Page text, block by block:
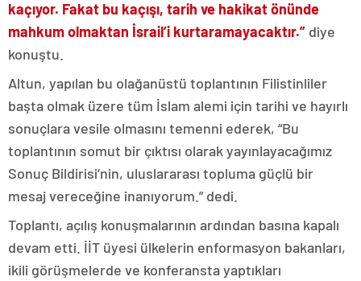
kaçıyor. Fakat bu kaçışı, tarih ve hakikat önünde
mahkum olmaktan İsrail’i kurtaramayacaktır.” diye
konuştu.
Altun, yapılan bu olağanüstü toplantının Filistinliler
başta olmak üzere tüm İslam alemi için tarihi ve hayırlı
sonuçlara vesile olmasını temenni ederek, “Bu
toplantının somut bir çıktısı olarak yayınlayacağımız
Sonuç Bildirisi’nin, uluslararası topluma güçlü bir
mesaj vereceğine inanıyorum.” dedi.
Toplantı, açılış konuşmalarının ardından basına kapalı
devam etti. İİT üyesi ülkelerin enformasyon bakanları,
ikili görüşmelerde ve konferansta yaptıkları